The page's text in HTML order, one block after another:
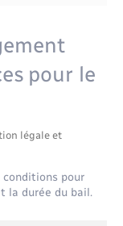
de l’espace
pour le
légale et
conditions pour
la durée du bail.